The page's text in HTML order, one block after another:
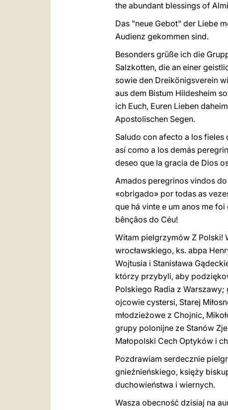
the abundant blessings of
Das "neue Gebot" der Liebe
Audienz gekommen sind.
Besonders grüße ich die
Salzkotten, die an einer
sowie den Dreikönigsverein
aus dem Bistum Hildesheim
ich Euch, Euren Lieben
Apostolischen Segen.
Saludo con afecto a los fieles
así como a los demás
deseo que la gracia de Dios
Amados peregrinos vindos
«obrigado» por todas as
que há vinte e um anos me
bênçãos do Céu!
Witam pielgrzymów Z Polski!
wrocławskiego, ks. abpa
Wojtusia i Stanisława
którzy przybyli, aby
Polskiego Radia z
ojcowie cystersi, Starej
młodzieżowe z Chojnic,
grupy polonijne ze Stanów
Małopolski Cech Optyków i
Pozdrawiam serdecznie
gnieźnieńskiego, księży
duchowieństwa i wiernych.
Wasza obecność dzisiaj na